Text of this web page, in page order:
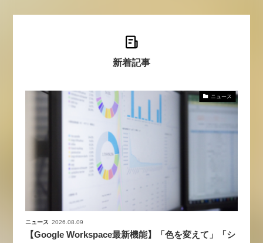
新着記事
ニュース
ニュース 2026.08.09
【Google Workspace最新機能】「色を変えて」「シ